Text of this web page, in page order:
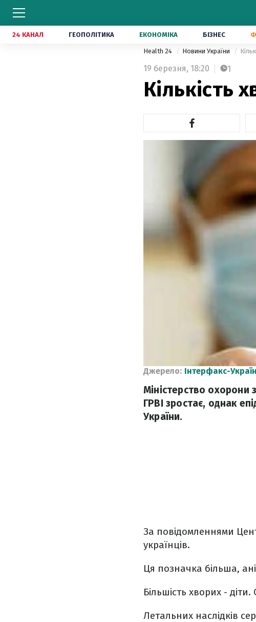
24 КАНАЛ ГЕОПОЛІТИКА ЕКОНОМІКА БІЗНЕС
Health 24 Новини України
19 березня, 18:20 1
Кількість
Джерело: Інтерфакс-
Міністерство
ГРВІ зростає, однак
України.
За повідомленнями
українців.
Ця позначка більша,
Більшість хворих -
Летальних наслідків